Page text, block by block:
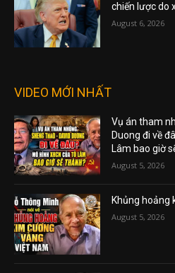
chiến lược do
August 6, 2026
VIDEO MỚI NHẤT
Vụ án tham
Duong đi về
Lâm bao giờ
August 5, 2026
Khủng hoảng
August 5, 2026